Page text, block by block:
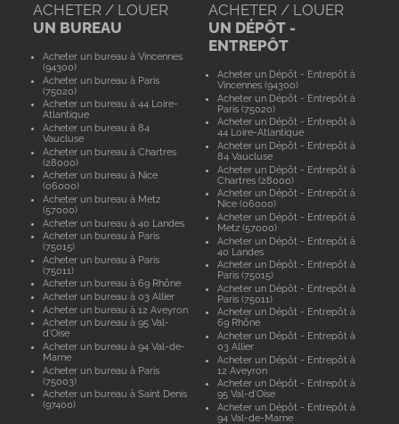
ACHETER / LOUER
UN BUREAU
Acheter un bureau à Vincennes
(94300)
Acheter un bureau à Paris
(75020)
Acheter un bureau à 44 Loire-
Atlantique
Acheter un bureau à 84
Vaucluse
Acheter un bureau à Chartres
(28000)
Acheter un bureau à Nice
(06000)
Acheter un bureau à Metz
(57000)
Acheter un bureau à 40 Landes
Acheter un bureau à Paris
(75015)
Acheter un bureau à Paris
(75011)
Acheter un bureau à 69 Rhône
Acheter un bureau à 03 Allier
Acheter un bureau à 12 Aveyron
Acheter un bureau à 95 Val-
d'Oise
Acheter un bureau à 94 Val-de-
Marne
Acheter un bureau à Paris
(75003)
Acheter un bureau à Saint Denis
(97400)
ACHETER / LOUER
UN DÉPÔT -
ENTREPÔT
Acheter un Dépôt - Entrepôt à
Vincennes (94300)
Acheter un Dépôt - Entrepôt à
Paris (75020)
Acheter un Dépôt - Entrepôt à
44 Loire-Atlantique
Acheter un Dépôt - Entrepôt à
84 Vaucluse
Acheter un Dépôt - Entrepôt à
Chartres (28000)
Acheter un Dépôt - Entrepôt à
Nice (06000)
Acheter un Dépôt - Entrepôt à
Metz (57000)
Acheter un Dépôt - Entrepôt à
40 Landes
Acheter un Dépôt - Entrepôt à
Paris (75015)
Acheter un Dépôt - Entrepôt à
Paris (75011)
Acheter un Dépôt - Entrepôt à
69 Rhône
Acheter un Dépôt - Entrepôt à
03 Allier
Acheter un Dépôt - Entrepôt à
12 Aveyron
Acheter un Dépôt - Entrepôt à
95 Val-d'Oise
Acheter un Dépôt - Entrepôt à
94 Val-de-Marne